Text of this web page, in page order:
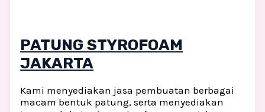
PATUNG STYROFOAM
JAKARTA
Kami menyediakan jasa pembuatan berbagai
macam bentuk patung, serta menyediakan